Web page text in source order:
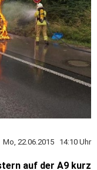
Mo, 22.06.2015 14:10 Uhr
auf der A9 kurz